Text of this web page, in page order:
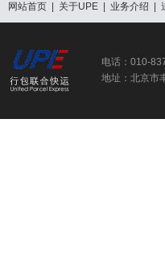
网站首页 关于UPE 业务介绍
电话：010-
地址：北京市